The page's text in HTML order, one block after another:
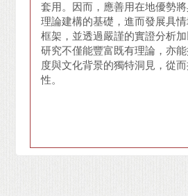
套用。因而，應善用在地優勢
理論建構的基礎，進而發展具
框架，並透過嚴謹的實證分析
研究不僅能豐富既有理論，亦
度與文化背景的獨特洞見，從
性。